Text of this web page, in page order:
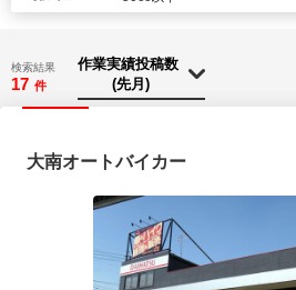
検索結果
17 件
大南オートバイカー